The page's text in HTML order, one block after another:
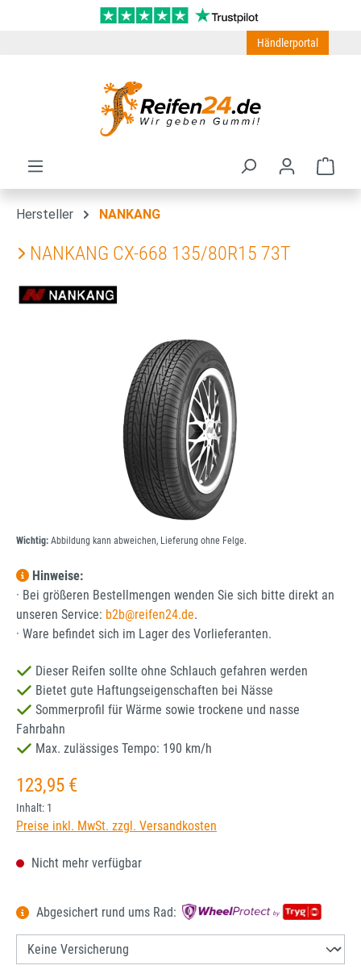
Zum Hauptinhalt springen
Händlerportal
Hersteller NANKANG
NANKANG CX-668 135/80R15 73T
Bildergalerie überspringen
Wichtig: Abbildung kann abweichen, Lieferung ohne Felge.
Hinweise:
· Bei größeren Bestellmengen wenden Sie sich bitte direkt an
unseren Service: b2b@reifen24.de.
· Ware befindet sich im Lager des Vorlieferanten.
Dieser Reifen sollte ohne Schlauch gefahren werden
Bietet gute Haftungseigenschaften bei Nässe
Sommerprofil für Wärme sowie trockene und nasse
Fahrbahn
Max. zulässiges Tempo: 190 km/h
Regulärer Preis:
123,95 €
Inhalt: 1
Preise inkl. MwSt. zzgl. Versandkosten
Nicht mehr verfügbar
Abgesichert rund ums Rad: